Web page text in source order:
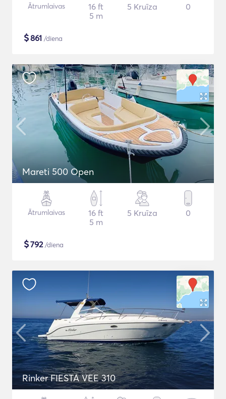
Ātrumlaivas
16 ft
5 m
5 Kruīza 0
$861 /diena
Mareti 500 Open
Ātrumlaivas
16 ft
5 m
5 Kruīza 0
$792/diena
Rinker FIESTA VEE 310